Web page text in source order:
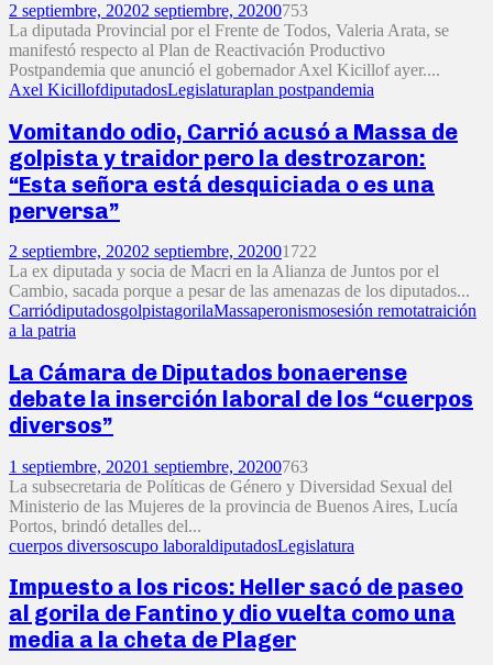
2 septiembre, 20202 septiembre, 20200753
La diputada Provincial por el Frente de Todos, Valeria Arata, se
manifestó respecto al Plan de Reactivación Productivo
Postpandemia que anunció el gobernador Axel Kicillof ayer....
Axel KicillofdiputadosLegislaturaplan postpandemia
Vomitando odio, Carrió acusó a Massa de
golpista y traidor pero la destrozaron:
“Esta señora está desquiciada o es una
perversa”
2 septiembre, 20202 septiembre, 202001722
La ex diputada y socia de Macri en la Alianza de Juntos por el
Cambio, sacada porque a pesar de las amenazas de los diputados...
CarriódiputadosgolpistagorilaMassaperonismosesión remotatraición
a la patria
La Cámara de Diputados bonaerense
debate la inserción laboral de los “cuerpos
diversos”
1 septiembre, 20201 septiembre, 20200763
La subsecretaria de Políticas de Género y Diversidad Sexual del
Ministerio de las Mujeres de la provincia de Buenos Aires, Lucía
Portos, brindó detalles del...
cuerpos diversoscupo laboraldiputadosLegislatura
Impuesto a los ricos: Heller sacó de paseo
al gorila de Fantino y dio vuelta como una
media a la cheta de Plager